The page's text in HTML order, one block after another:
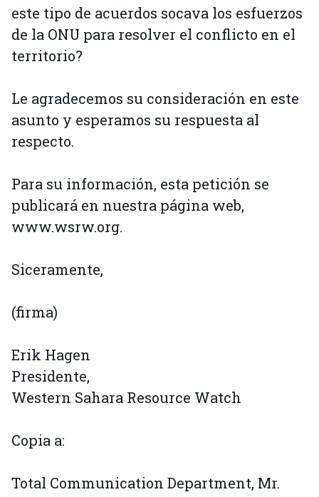
este tipo de acuerdos socava los esfuerzos
de la ONU para resolver el conflicto en el
territorio?
Le agradecemos su consideración en este
asunto y esperamos su respuesta al
respecto.
Para su información, esta petición se
publicará en nuestra página web,
www.wsrw.org.
Siceramente,
(firma)
Erik Hagen
Presidente,
Western Sahara Resource Watch
Copia a:
Total Communication Department, Mr.